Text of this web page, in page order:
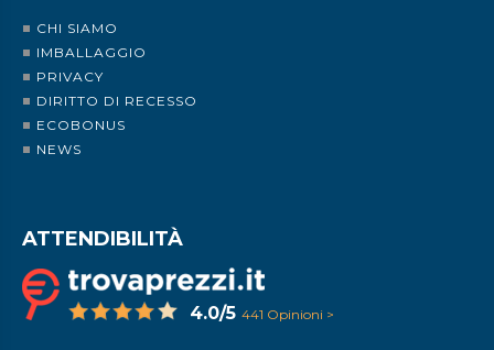
CHI SIAMO
IMBALLAGGIO
PRIVACY
DIRITTO DI RECESSO
ECOBONUS
NEWS
ATTENDIBILITÀ
4.0/5 441 Opinioni >